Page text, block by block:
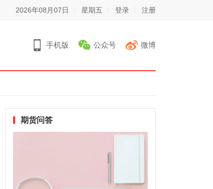
2026年08月07日 星期五 登录 注册
手机版 公众号 微博
期货问答